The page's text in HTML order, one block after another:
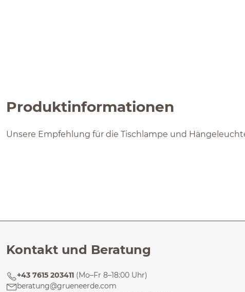
Produktinformationen
Unsere Empfehlung für die Tischlampe und
Kontakt und Beratung
+43 7615 203411 (Mo–Fr 8–18:00 Uhr)
beratung@grueneerde.com